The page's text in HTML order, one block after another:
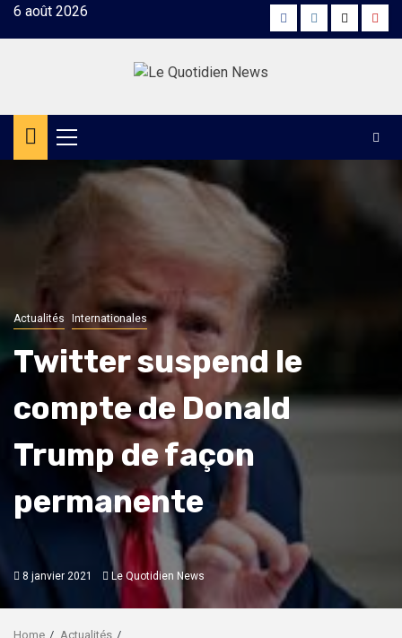
Skip6 août 2026 FacebookInstagram
Twitter
Primary
Menu
Actualités Internationales
Twitter suspend le
compte de Donald
Trump de façon
permanente
8 janvier 2021 Le Quotidien News
Home
Actualités